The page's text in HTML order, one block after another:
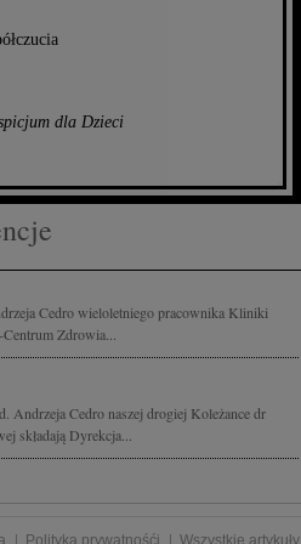
dla Dzieci
Cedro wieloletniego pracownika Kliniki
Zdrowia...
Andrzeja Cedro naszej drogiej Koleżance dr
składają Dyrekcja...
Polityka prywatnośći Wszystkie artykuły